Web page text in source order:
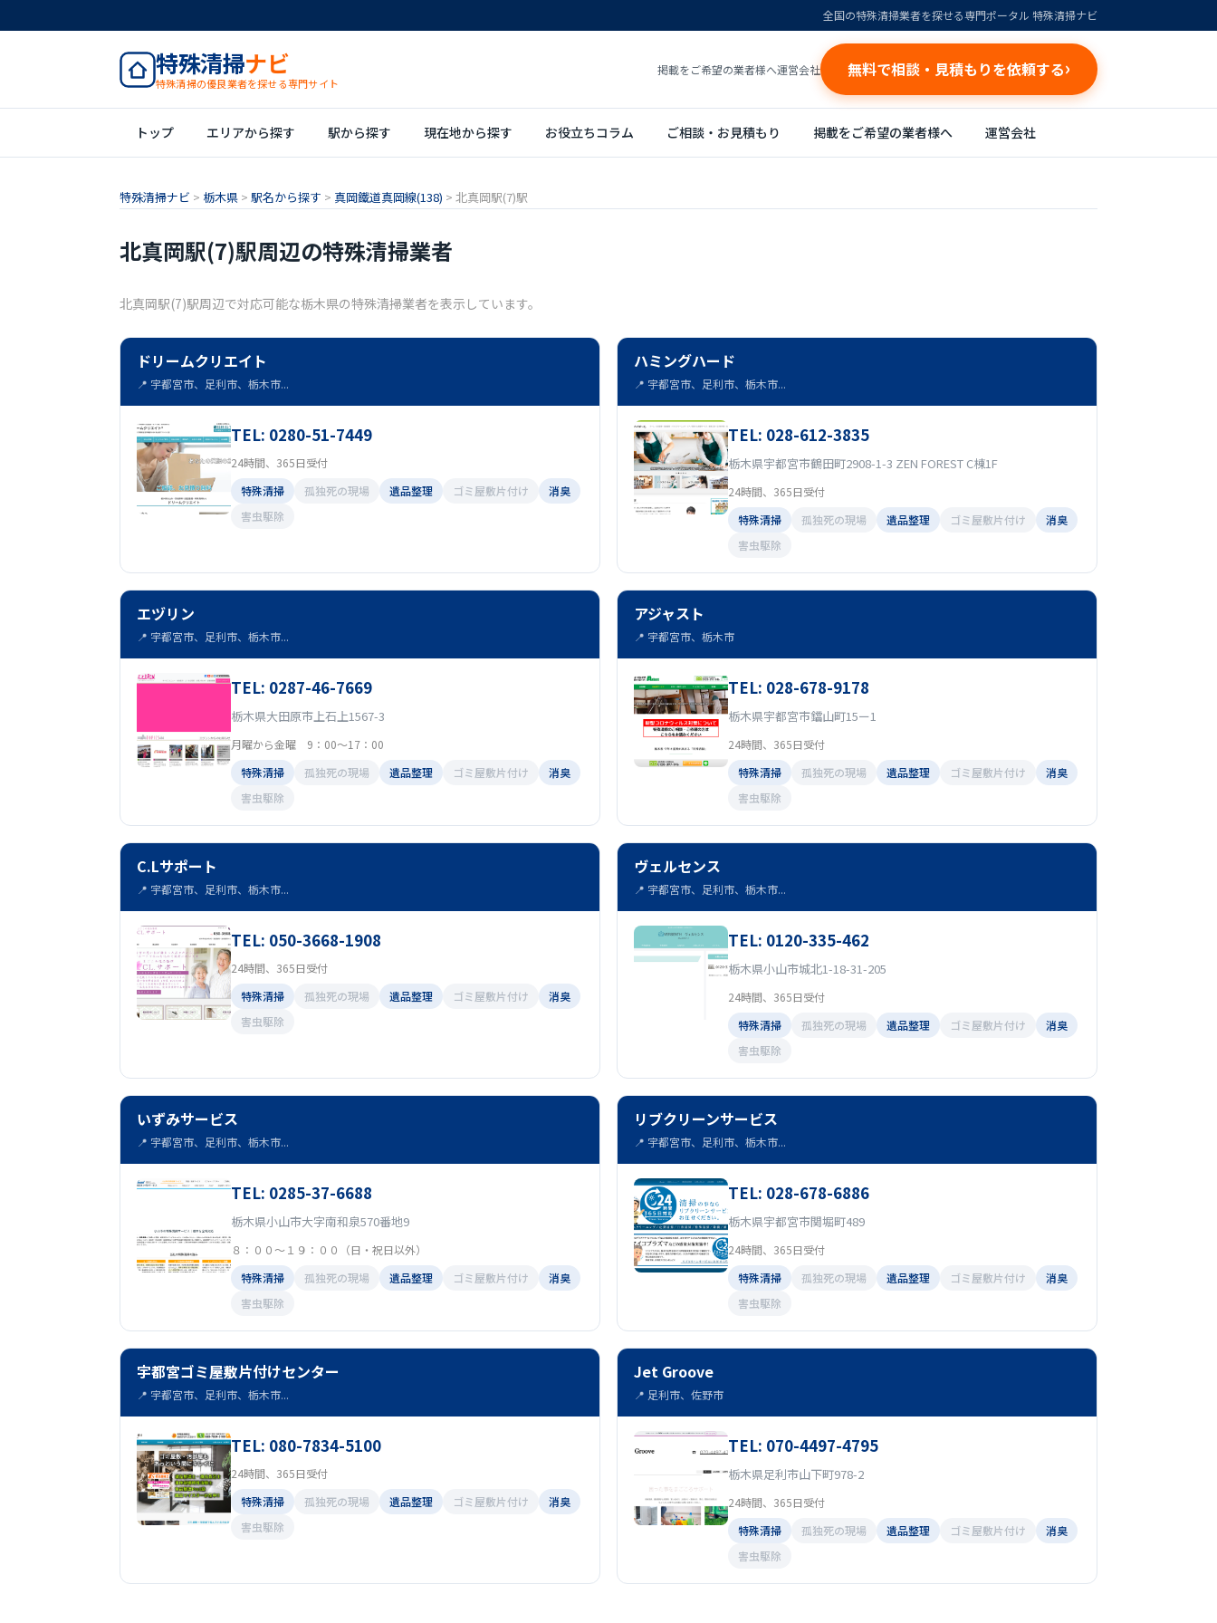
全国の特殊清掃業者を探せる専門ポータル 特殊清掃ナビ
特殊清掃ナビ
特殊清掃の優良業者を探せる専門サイト
掲載をご希望の業者様へ運営会社 無料で相談・見積もりを依頼する
トップ エリアから探す 駅から探す 現在地から探す お役立ちコラム ご相談・お見積もり 掲載をご希望の業者様へ 運営会社
特殊清掃ナビ > 栃木県 > 駅名から探す > 真岡鐵道真岡線(138) > 北真岡駅(7)駅
北真岡駅(7)駅周辺の特殊清掃業者
北真岡駅(7)駅周辺で対応可能な栃木県の特殊清掃業者を表示しています。
ドリームクリエイト
📍 宇都宮市、足利市、栃木市...
TEL: 0280-51-7449
24時間、365日受付
特殊清掃
孤独死の現場 遺品整理 ゴミ屋敷片付け
消臭
害虫駆除
ハミングハード
📍 宇都宮市、足利市、栃木市...
TEL: 028-612-3835
栃木県宇都宮市鶴田町2908-1-3 ZEN FOREST C棟1F
24時間、365日受付
特殊清掃
孤独死の現場 遺品整理 ゴミ屋敷片付け
消臭
害虫駆除
エヅリン
📍 宇都宮市、足利市、栃木市...
TEL: 0287-46-7669
栃木県大田原市上石上1567-3
月曜から金曜 9：00～17：00
特殊清掃
孤独死の現場 遺品整理 ゴミ屋敷片付け
消臭
害虫駆除
アジャスト
📍 宇都宮市、栃木市
TEL: 028-678-9178
栃木県宇都宮市鐺山町15ー1
24時間、365日受付
特殊清掃
孤独死の現場 遺品整理 ゴミ屋敷片付け
消臭
害虫駆除
C.Lサポート
📍 宇都宮市、足利市、栃木市...
TEL: 050-3668-1908
24時間、365日受付
特殊清掃
孤独死の現場 遺品整理 ゴミ屋敷片付け
消臭
害虫駆除
ヴェルセンス
📍 宇都宮市、足利市、栃木市...
TEL: 0120-335-462
栃木県小山市城北1-18-31-205
24時間、365日受付
特殊清掃
孤独死の現場 遺品整理 ゴミ屋敷片付け
消臭
害虫駆除
いずみサービス
📍 宇都宮市、足利市、栃木市...
TEL: 0285-37-6688
栃木県小山市大字南和泉570番地9
８：００～１９：００（日・祝日以外）
特殊清掃
孤独死の現場 遺品整理 ゴミ屋敷片付け
消臭
害虫駆除
リブクリーンサービス
📍 宇都宮市、足利市、栃木市...
TEL: 028-678-6886
栃木県宇都宮市関堀町489
24時間、365日受付
特殊清掃
孤独死の現場 遺品整理 ゴミ屋敷片付け
消臭
害虫駆除
宇都宮ゴミ屋敷片付けセンター
📍 宇都宮市、足利市、栃木市...
TEL: 080-7834-5100
24時間、365日受付
特殊清掃
孤独死の現場 遺品整理 ゴミ屋敷片付け
消臭
害虫駆除
Jet Groove
📍 足利市、佐野市
TEL: 070-4497-4795
栃木県足利市山下町978-2
24時間、365日受付
特殊清掃
孤独死の現場 遺品整理 ゴミ屋敷片付け
消臭
害虫駆除